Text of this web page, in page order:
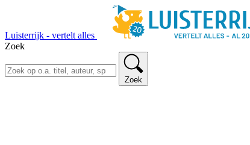
Luisterrijk - vertelt alles
Zoek
Zoek